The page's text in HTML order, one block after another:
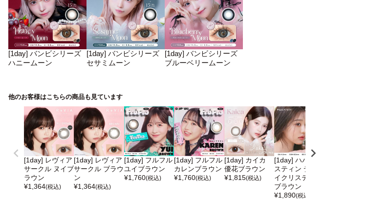
[1day] バンビシリーズ
ハニームーン
[1day] バンビシリーズ
セサミムーン
[1day] バンビシリーズ
ブルーベリームーン
他のお客様はこちらの商品も見ています
[1day] レヴィア
サークル ヌイブ
ラウン
¥1,364(税込)
[1day] レヴィア
サークル ブラウ
ン
¥1,364(税込)
[1day] フルフル
ユイブラウン
¥1,760(税込)
[1day] フルフル
カレンブラウン
¥1,760(税込)
[1day] カイカ
優花ブラウン
¥1,815(税込)
[1day] ハパクリ
スティン デュー
イクリスティン
ブラウン
¥1,890(税込)